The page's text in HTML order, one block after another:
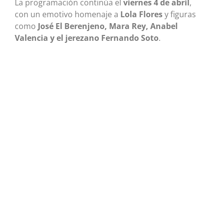
La programación continúa el viernes 4 de abril,
con un emotivo homenaje a Lola Floresy figuras
como José El Berenjeno, Mara Rey, Anabel
Valencia y el jerezano Fernando Soto.